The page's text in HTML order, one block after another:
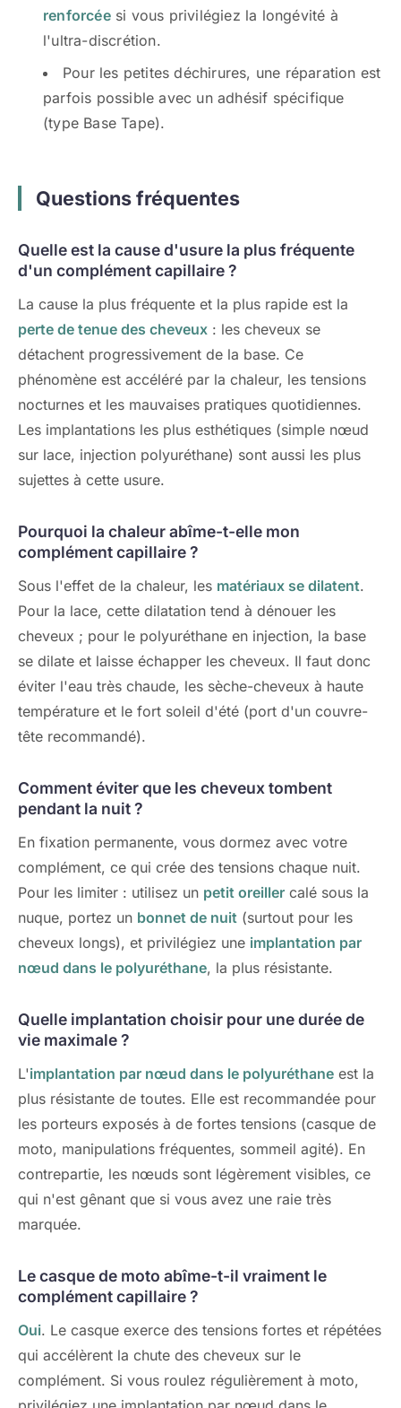
renforcéesi vous privilégiez la longévité à
l'ultra-discrétion.
Pour les petites déchirures, une réparation est
parfois possible avec un adhésif spécifique
(type Base Tape).
Questions fréquentes
Quelle est la cause d'usure la plus fréquente
d'un complément capillaire ?
La cause la plus fréquente et la plus rapide est la
perte de tenue des cheveux : les cheveux se
détachent progressivement de la base. Ce
phénomène est accéléré par la chaleur, les tensions
nocturnes et les mauvaises pratiques quotidiennes.
Les implantations les plus esthétiques (simple nœud
sur lace, injection polyuréthane) sont aussi les plus
sujettes à cette usure.
Pourquoi la chaleur abîme-t-elle mon
complément capillaire ?
Sous l'effet de la chaleur, les matériaux se dilatent.
Pour la lace, cette dilatation tend à dénouer les
cheveux ; pour le polyuréthane en injection, la base
se dilate et laisse échapper les cheveux. Il faut donc
éviter l'eau très chaude, les sèche-cheveux à haute
température et le fort soleil d'été (port d'un couvre-
tête recommandé).
Comment éviter que les cheveux tombent
pendant la nuit ?
En fixation permanente, vous dormez avec votre
complément, ce qui crée des tensions chaque nuit.
Pour les limiter : utilisez un petit oreiller calé sous la
nuque, portez un bonnet de nuit (surtout pour les
cheveux longs), et privilégiez une implantation par
nœud dans le polyuréthane, la plus résistante.
Quelle implantation choisir pour une durée de
vie maximale ?
L'implantation par nœud dans le polyuréthane est la
plus résistante de toutes. Elle est recommandée pour
les porteurs exposés à de fortes tensions (casque de
moto, manipulations fréquentes, sommeil agité). En
contrepartie, les nœuds sont légèrement visibles, ce
qui n'est gênant que si vous avez une raie très
marquée.
Le casque de moto abîme-t-il vraiment le
complément capillaire ?
Oui. Le casque exerce des tensions fortes et répétées
qui accélèrent la chute des cheveux sur le
complément. Si vous roulez régulièrement à moto,